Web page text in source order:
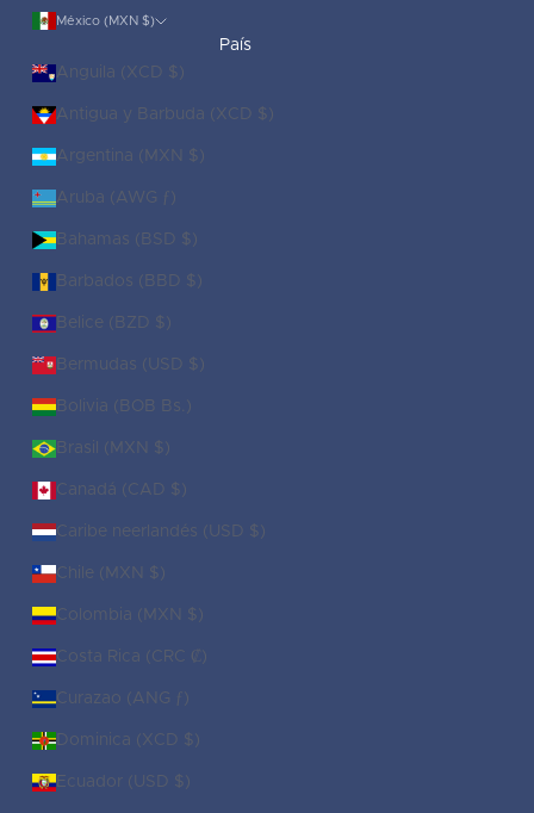
México (MXN $)
País
Anguila (XCD $)
Antigua y Barbuda (XCD $)
Argentina (MXN $)
Aruba (AWG ƒ)
Bahamas (BSD $)
Barbados (BBD $)
Belice (BZD $)
Bermudas (USD $)
Bolivia (BOB Bs.)
Brasil (MXN $)
Canadá (CAD $)
Caribe neerlandés (USD $)
Chile (MXN $)
Colombia (MXN $)
Costa Rica (CRC ₡)
Curazao (ANG ƒ)
Dominica (XCD $)
Ecuador (USD $)